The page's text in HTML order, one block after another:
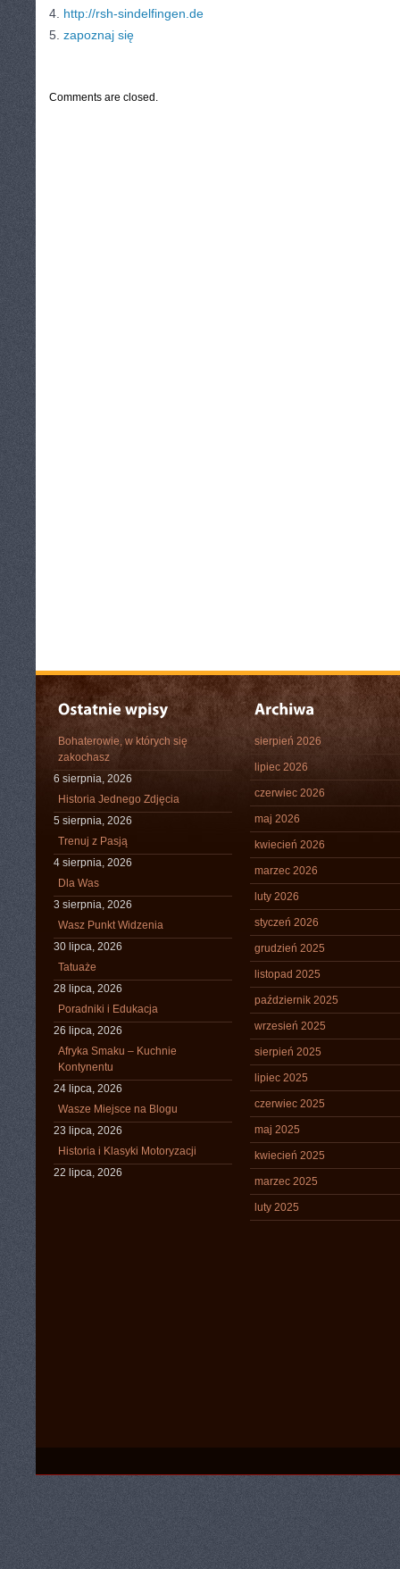
4. http://rsh-sindelfingen.de
5. zapoznaj się
Comments are closed.
Bohaterowie, w których się
zakochasz
6 sierpnia, 2026
Historia Jednego Zdjęcia
5 sierpnia, 2026
Trenuj z Pasją
4 sierpnia, 2026
Dla Was
3 sierpnia, 2026
Wasz Punkt Widzenia
30 lipca, 2026
Tatuaże
28 lipca, 2026
Poradniki i Edukacja
26 lipca, 2026
Afryka Smaku – Kuchnie
Kontynentu
24 lipca, 2026
Wasze Miejsce na Blogu
23 lipca, 2026
Historia i Klasyki Motoryzacji
22 lipca, 2026
sierpień 2026
lipiec 2026
czerwiec 2026
maj 2026
kwiecień 2026
marzec 2026
luty 2026
styczeń 2026
grudzień 2025
listopad 2025
październik 2025
wrzesień 2025
sierpień 2025
lipiec 2025
czerwiec 2025
maj 2025
kwiecień 2025
marzec 2025
luty 2025